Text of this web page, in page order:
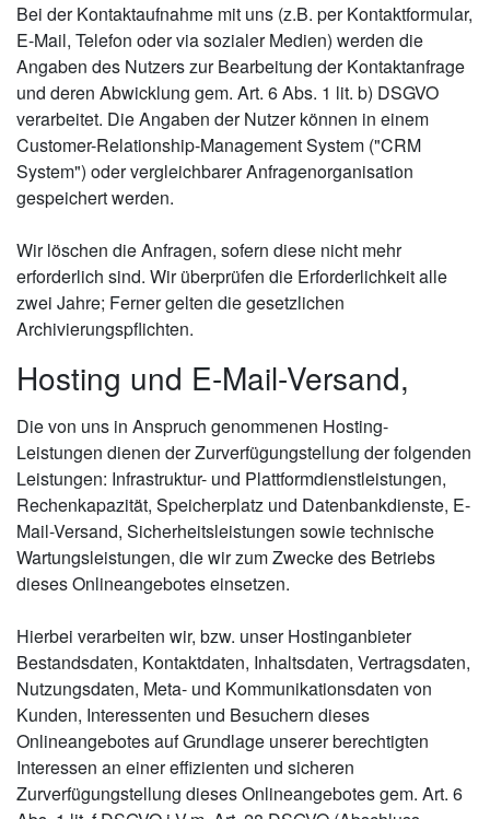
Bei der Kontaktaufnahme mit uns (z.B. per Kontaktformular,
E-Mail, Telefon oder via sozialer Medien) werden die
Angaben des Nutzers zur Bearbeitung der Kontaktanfrage
und deren Abwicklung gem. Art. 6 Abs. 1 lit. b) DSGVO
verarbeitet. Die Angaben der Nutzer können in einem
Customer-Relationship-Management System ("CRM
System") oder vergleichbarer Anfragenorganisation
gespeichert werden.
Wir löschen die Anfragen, sofern diese nicht mehr
erforderlich sind. Wir überprüfen die Erforderlichkeit alle
zwei Jahre; Ferner gelten die gesetzlichen
Archivierungspflichten.
Hosting und E-Mail-Versand,
Die von uns in Anspruch genommenen Hosting-
Leistungen dienen der Zurverfügungstellung der folgenden
Leistungen: Infrastruktur- und Plattformdienstleistungen,
Rechenkapazität, Speicherplatz und Datenbankdienste, E-
Mail-Versand, Sicherheitsleistungen sowie technische
Wartungsleistungen, die wir zum Zwecke des Betriebs
dieses Onlineangebotes einsetzen.
Hierbei verarbeiten wir, bzw. unser Hostinganbieter
Bestandsdaten, Kontaktdaten, Inhaltsdaten, Vertragsdaten,
Nutzungsdaten, Meta- und Kommunikationsdaten von
Kunden, Interessenten und Besuchern dieses
Onlineangebotes auf Grundlage unserer berechtigten
Interessen an einer effizienten und sicheren
Zurverfügungstellung dieses Onlineangebotes gem. Art. 6